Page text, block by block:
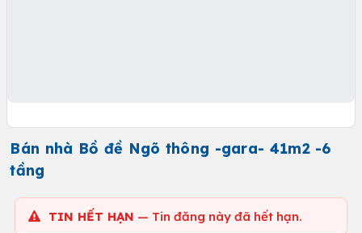
Bán nhà Bồ đề Ngõ thông -gara- 41m2 -6
tầng
TIN HẾT HẠN — Tin đăng này đã hết hạn.